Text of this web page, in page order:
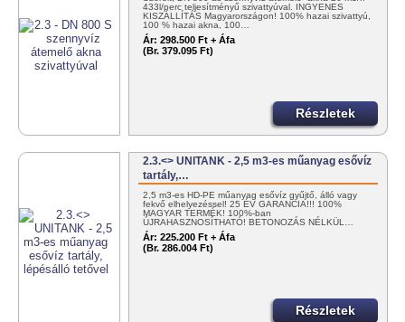
433l/perc teljesítményű szivattyúval. INGYENES
KISZÁLLÍTÁS Magyarországon! 100% hazai szivattyú,
100 % hazai akna, 100…
Ár: 298.500 Ft + Áfa
(Br. 379.095 Ft)
Részletek
2.3.<> UNITANK - 2,5 m3-es műanyag esővíz
tartály,…
2,5 m3-es HD-PE műanyag esővíz gyűjtő, álló vagy
fekvő elhelyezéssel! 25 ÉV GARANCIA!!! 100%
MAGYAR TERMÉK! 100%-ban
ÚJRAHASZNOSÍTHATÓ! BETONOZÁS NÉLKÜL…
Ár: 225.200 Ft + Áfa
(Br. 286.004 Ft)
Részletek